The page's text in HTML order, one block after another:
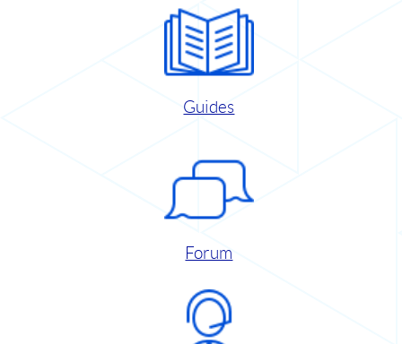
Guides
Forum